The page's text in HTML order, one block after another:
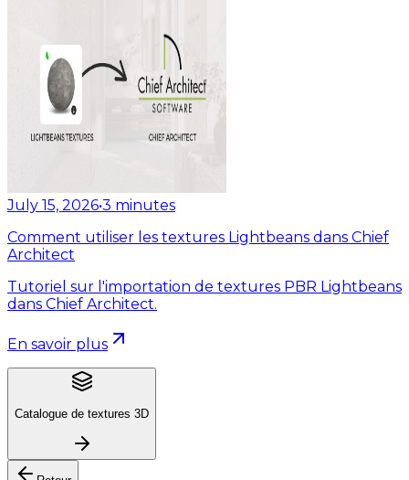
July 15, 2026•3 minutes
Comment utiliser les textures Lightbeans dans Chief
Architect
Tutoriel sur l'importation de textures PBR Lightbeans
dans Chief Architect.
En savoir plus
Catalogue de textures 3D